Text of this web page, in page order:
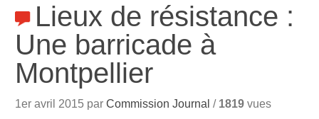
Lieux de résistance :
Une barricade à
Montpellier
1er avril 2015 parCommission Journal / 1819 vues